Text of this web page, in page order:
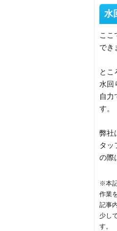
水
ここ
でき
とこ
水回
自力
す。
弊社
タッ
の際
※本
作業
記事
少し
す。